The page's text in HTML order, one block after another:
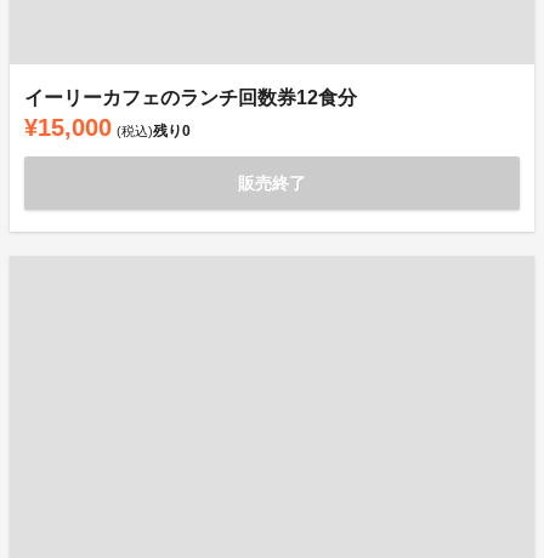
イーリーカフェのランチ回数券12食分
¥15,000 (税込)残り0
販売終了